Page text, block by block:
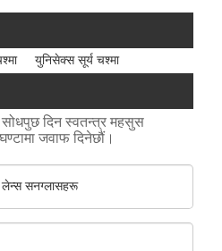
युनिसेक्स सूर्य चश्मा
दिन स्वतन्त्र महसुस
जवाफ दिनेछौं।